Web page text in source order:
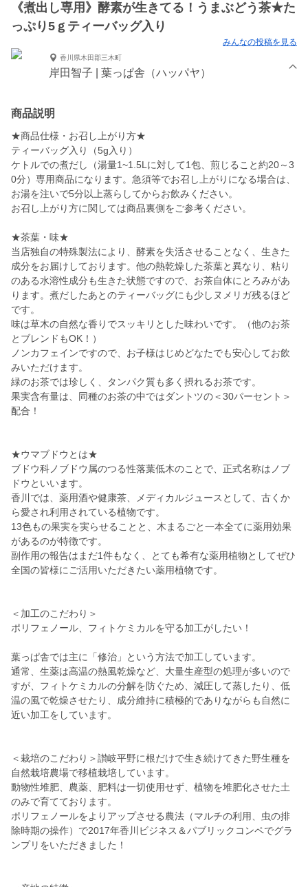
《煮出し専用》酵素が生きてる！うまぶどう茶★た
っぷり5ｇティーバッグ入り
みんなの投稿を見る
香川県木田郡三木町
岸田智子 | 葉っぱ舎（ハッパヤ）
商品説明
★商品仕様・お召し上がり方★
ティーバッグ入り（5g入り）
ケトルでの煮だし（湯量1~1.5Lに対して1包、煎じること約20～3
0分）専用商品になります。急須等でお召し上がりになる場合は、
お湯を注いで5分以上蒸らしてからお飲みください。
お召し上がり方に関しては商品裏側をご参考ください。
★茶葉・味★
当店独自の特殊製法により、酵素を失活させることなく、生きた
成分をお届けしております。他の熱乾燥した茶葉と異なり、粘り
のある水溶性成分も生きた状態ですので、お茶自体にとろみがあ
ります。煮だしたあとのティーバッグにも少しヌメリガ残るほど
です。
味は草木の自然な香りでスッキリとした味わいです。（他のお茶
とブレンドもOK！）
ノンカフェインですので、お子様はじめどなたでも安心してお飲
みいただけます。
緑のお茶では珍しく、タンパク質も多く摂れるお茶です。
果実含有量は、同種のお茶の中ではダントツの＜30パーセント＞
配合！
★ウマブドウとは★
ブドウ科ノブドウ属のつる性落葉低木のことで、正式名称はノブ
ドウといいます。
香川では、薬用酒や健康茶、メディカルジュースとして、古くか
ら愛され利用されている植物です。
13色もの果実を実らせることと、木まるごと一本全てに薬用効果
があるのが特徴です。
副作用の報告はまだ1件もなく、とても希有な薬用植物としてぜひ
全国の皆様にご活用いただきたい薬用植物です。
＜加工のこだわり＞
ポリフェノール、フィトケミカルを守る加工がしたい！
葉っぱ舎では主に「修治」という方法で加工しています。
通常、生薬は高温の熱風乾燥など、大量生産型の処理が多いので
すが、フィトケミカルの分解を防ぐため、減圧して蒸したり、低
温の風で乾燥させたり、成分維持に積極的でありながらも自然に
近い加工をしています。
＜栽培のこだわり＞讃岐平野に根だけで生き続けてきた野生種を
自然栽培農場で移植栽培しています。
動物性堆肥、農薬、肥料は一切使用せず、植物を堆肥化させた土
のみで育てております。
ポリフェノールをよりアップさせる農法（マルチの利用、虫の排
除時期の操作）で2017年香川ビジネス＆パブリックコンペでグラ
ンプリをいただきました！